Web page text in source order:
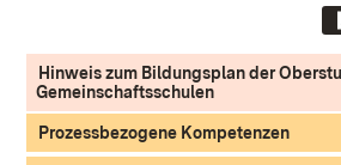
Hinweis zum Bildungsplan der
Gemeinschaftsschulen
Prozessbezogene Kompetenzen